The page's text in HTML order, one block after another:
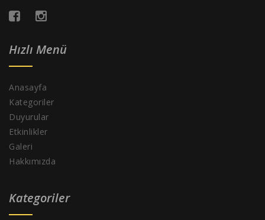
Hızlı Menü
Anasayfa
Kategoriler
Duyurular
Etkinlikler
Galeri
Hakkımızda
Kategoriler